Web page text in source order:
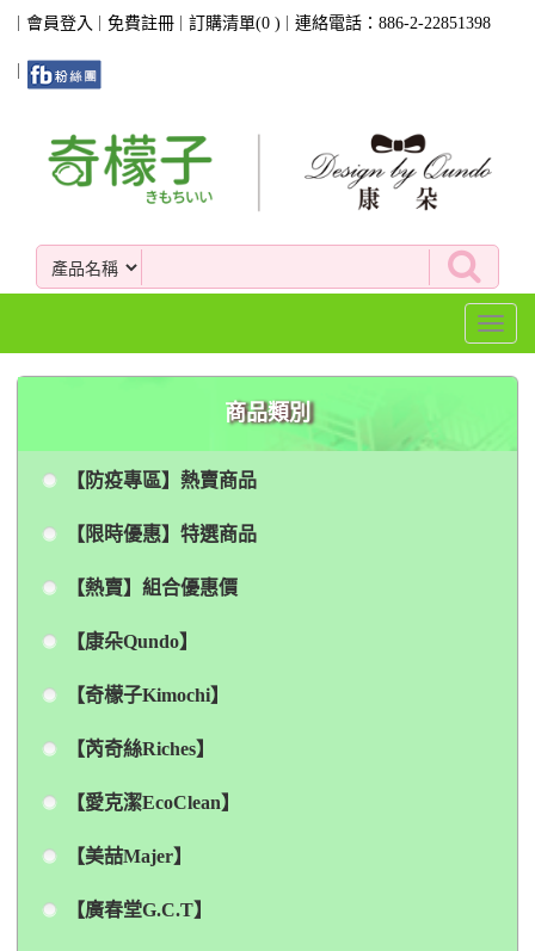
會員登入 免費註冊 訂購清單(0 ) 連絡電話：886-2-22851398
Toggle
商品類別
【防疫專區】熱賣商品
【限時優惠】特選商品
【熱賣】組合優惠價
【康朵Qundo】
【奇檬子Kimochi】
【芮奇絲Riches】
【愛克潔EcoClean】
【美喆Majer】
【廣春堂G.C.T】